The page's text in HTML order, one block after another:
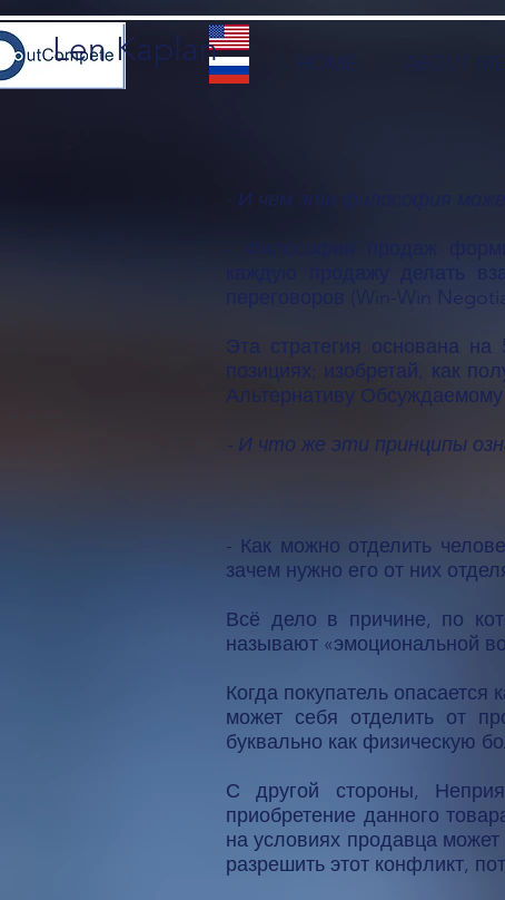
Len Kaplan HOME ABOUT ME
- И чем эта философия
- Философия продаж
каждую продажу делать
переговоров (Win-Win
Эта стратегия основана
позициях; изобретай, как
Альтернативу
- И что же эти принципы
- Как можно отделить
зачем нужно его от них
Всё дело в причине, по
называют «эмоциональной
Когда покупатель
может себя отделить от
буквально как физическую
С другой стороны,
приобретение данного
на условиях продавца
разрешить этот конфликт,